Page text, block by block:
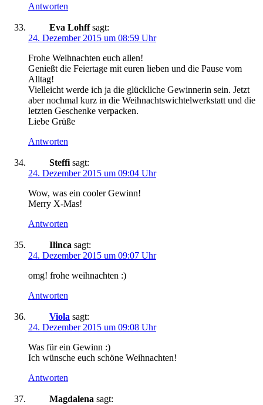
Antworten
Eva Lohff sagt:
24. Dezember 2015 um 08:59 Uhr
Frohe Weihnachten euch allen!
Genießt die Feiertage mit euren lieben und die Pause vom
Alltag!
Vielleicht werde ich ja die glückliche Gewinnerin sein. Jetzt
aber nochmal kurz in die Weihnachtswichtelwerkstatt und die
letzten Geschenke verpacken.
Liebe Grüße
Antworten
Steffi sagt:
24. Dezember 2015 um 09:04 Uhr
Wow, was ein cooler Gewinn!
Merry X-Mas!
Antworten
Ilinca sagt:
24. Dezember 2015 um 09:07 Uhr
omg! frohe weihnachten :)
Antworten
Viola sagt:
24. Dezember 2015 um 09:08 Uhr
Was für ein Gewinn :)
Ich wünsche euch schöne Weihnachten!
Antworten
Magdalena sagt: